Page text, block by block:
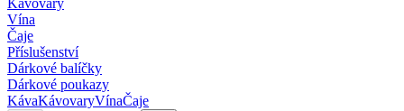
Kávovary
Vína
Čaje
Příslušenství
Dárkové balíčky
Dárkové poukazy
KávaKávovaryVínaČaje